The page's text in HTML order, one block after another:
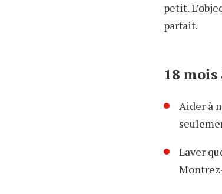
petit.
parfait.
18 mois
Aider à
Laver